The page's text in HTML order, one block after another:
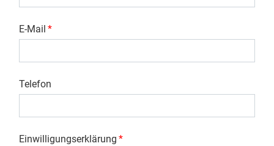
E-Mail *
Telefon
Einwilligungserklärung *